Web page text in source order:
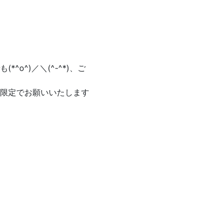
も(*^o^)／＼(^-^*)、ご
定でお願いいたします